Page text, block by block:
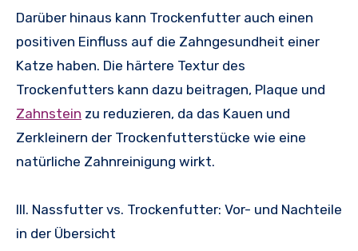
Darüber hinaus kann Trockenfutter auch einen
positiven Einfluss auf die Zahngesundheit einer
Katze haben. Die härtere Textur des
Trockenfutters kann dazu beitragen, Plaque und
Zahnstein zu reduzieren, da das Kauen und
Zerkleinern der Trockenfutterstücke wie eine
natürliche Zahnreinigung wirkt.
III. Nassfutter vs. Trockenfutter: Vor- und Nachteile
in der Übersicht